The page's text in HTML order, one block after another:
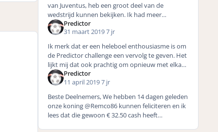
van Juventus, heb een groot deel van de
wedstrijd kunnen bekijken. Ik had meer
doelpunten verwacht van tevoren zoals de post
hierboven ook al aangekeke
Predictor
31 maart 20197 jr
Ik merk dat er een heleboel enthousiasme is om
de Predictor challenge een vervolg te geven. Het
lijkt mij dat ook prachtig om opnieuw met elkaar
de sportieve strijd aan te gaan. Ik heb wel een
kleine
Predictor
11 april 20197 jr
Beste Deelnemers, We hebben 14 dagen geleden
onze koning @Remco86 kunnen feliciteren en ik
lees dat die gewoon € 32.50 cash heeft